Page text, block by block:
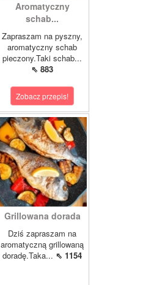
Aromatyczny
schab...
Zapraszam na pyszny,
aromatyczny schab
pieczony.Taki schab...
⇖ 883
Zobacz przepis!
Grillowana dorada
Dziś zapraszam na
aromatyczną grillowaną
doradę.Taka... ⇖ 1154